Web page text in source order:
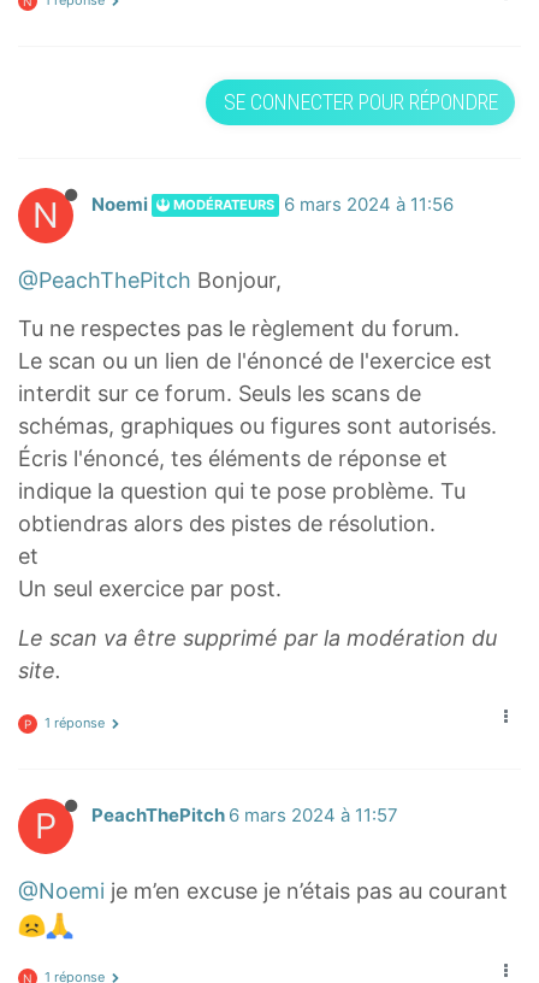
SE CONNECTER POUR RÉPONDRE
N Noemi MODÉRATEURS 6 mars 2024 à 11:56
@PeachThePitch Bonjour,
Tu ne respectes pas le règlement du forum.
Le scan ou un lien de l'énoncé de l'exercice est
interdit sur ce forum. Seuls les scans de
schémas, graphiques ou figures sont autorisés.
Écris l'énoncé, tes éléments de réponse et
indique la question qui te pose problème. Tu
obtiendras alors des pistes de résolution.
et
Un seul exercice par post.
Le scan va être supprimé par la modération du
site.
P 1 réponse
P PeachThePitch 6 mars 2024 à 11:57
@Noemi je m’en excuse je n’étais pas au courant
N 1 réponse